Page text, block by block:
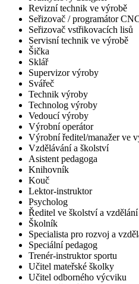
Revizní technik ve výrobě
Seřizovač / programátor
Seřizovač vstřikovacích lisů
Servisní technik ve výrobě
Šička
Sklář
Supervizor výroby
Svářeč
Technik výroby
Technolog výroby
Vedoucí výroby
Výrobní operátor
Výrobní ředitel/manažer ve
Vzdělávání a školství
Asistent pedagoga
Knihovník
Kouč
Lektor-instruktor
Psycholog
Ředitel ve školství a vzdělání
Školník
Specialista pro rozvoj a
Speciální pedagog
Trenér-instruktor sportu
Učitel mateřské školky
Učitel odborného výcviku